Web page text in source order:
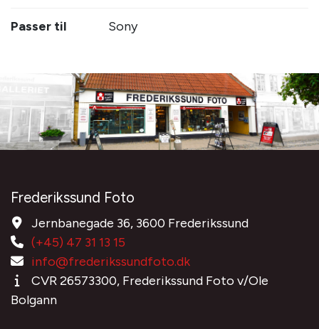
Passer til Sony
Frederikssund Foto
Jernbanegade 36, 3600 Frederikssund
(+45) 47 31 13 15
info@frederikssundfoto.dk
CVR 26573300, Frederikssund Foto v/Ole
Bolgann